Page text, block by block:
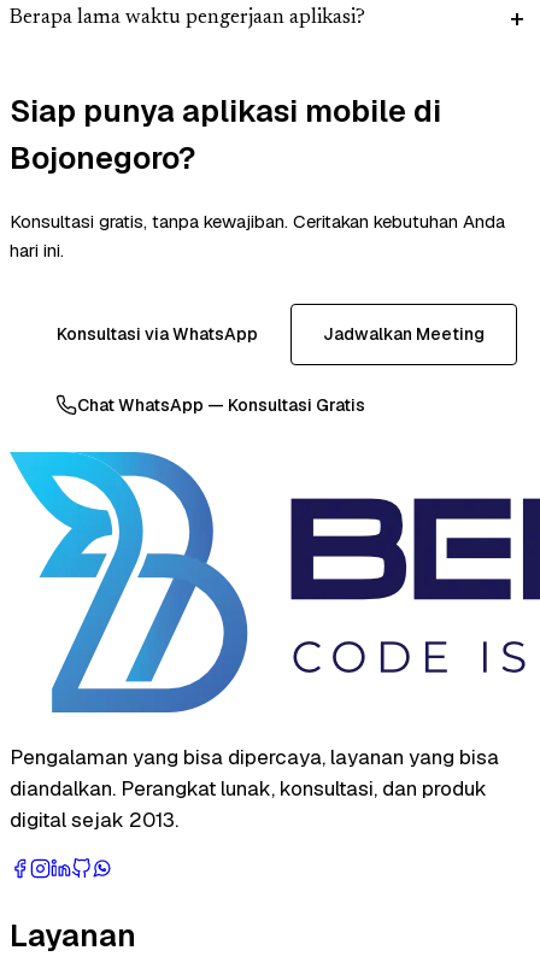
Berapa lama waktu pengerjaan aplikasi?
Siap punya aplikasi mobile di
Bojonegoro?
Konsultasi gratis, tanpa kewajiban. Ceritakan kebutuhan Anda
hari ini.
Konsultasi via WhatsApp Jadwalkan Meeting
Chat WhatsApp — Konsultasi Gratis
Pengalaman yang bisa dipercaya, layanan yang bisa
diandalkan. Perangkat lunak, konsultasi, dan produk
digital sejak 2013.
Layanan